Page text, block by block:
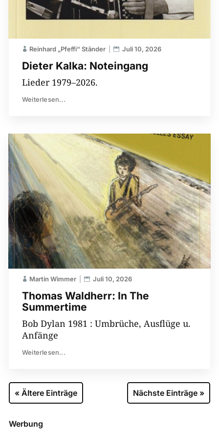
Dieter Kalka: Noteingang
Reinhard „Pfeffi“ Ständer Juli 10, 2026
Lieder 1979–2026.
Weiterlesen...
Thomas Waldherr: In The
Summertime
Martin Wimmer Juli 10, 2026
Bob Dylan 1981 : Umbrüche, Ausflüge u.
Anfänge
Weiterlesen...
« Ältere Einträge Nächste Einträge »
Werbung